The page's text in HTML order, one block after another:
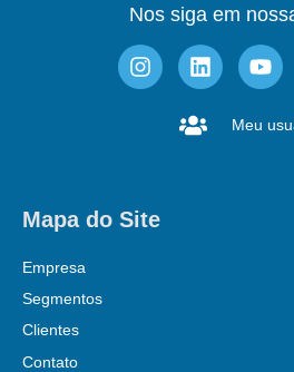
Nos siga em
Meu
Mapa do Site
Empresa
Segmentos
Clientes
Contato